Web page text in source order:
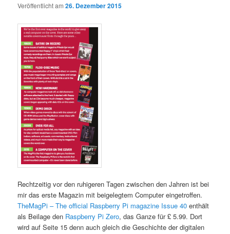
Veröffentlicht am26. Dezember 2015
Rechtzeitig vor den ruhigeren Tagen zwischen den Jahren ist bei
mir das erste Magazin mit beigelegtem Computer eingetroffen.
TheMagPi – The official Raspberry Pi magazine Issue 40 enthält
als Beilage den Raspberry Pi Zero, das Ganze für £ 5.99. Dort
wird auf Seite 15 denn auch gleich die Geschichte der digitalen